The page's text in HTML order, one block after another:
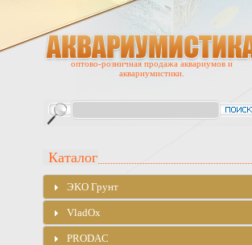
оптово-розничная продажа аквариумов и
аквариумистики.
Каталог
ЭKO Грунт
VladOx
PRODAC